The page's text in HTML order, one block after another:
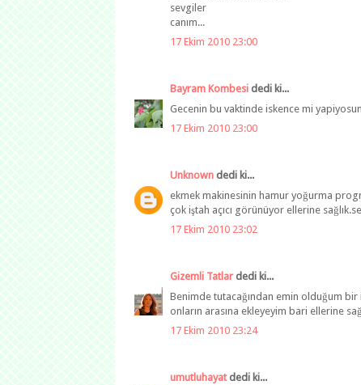
sevgiler
canım...
17 Ekim 2010 23:00
Bayram Kombesi dedi ki...
Gecenin bu vaktinde iskence mi
17 Ekim 2010 23:00
Unknown dedi ki...
ekmek makinesinin hamur yoğurma
çok iştah açıcı görünüyor ellerine
17 Ekim 2010 23:02
Gizemli Tatlar dedi ki...
Benimde tutacağından emin olduğum
onların arasına ekleyeyim bari ellerine
17 Ekim 2010 23:24
umutluhayatdedi ki...